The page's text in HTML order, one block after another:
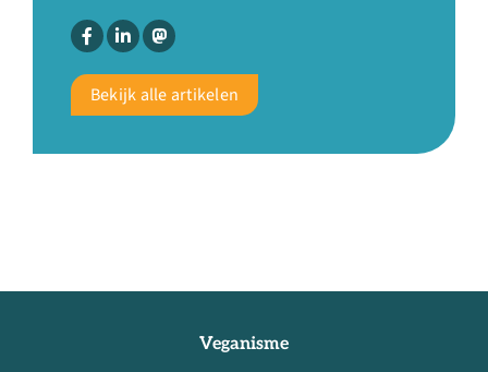
Bekijk alle artikelen
Veganisme